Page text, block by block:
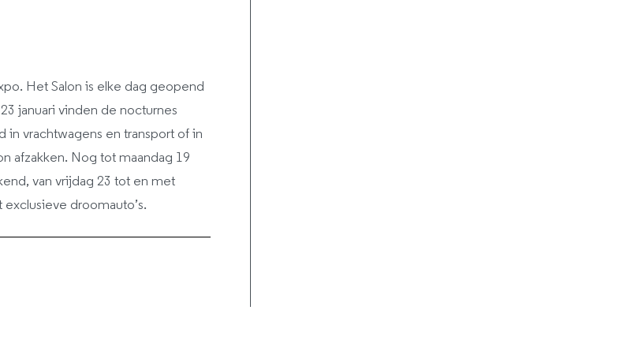
Het Salon is elke dag geopend
januari vinden de nocturnes
in vrachtwagens en transport of in
afzakken. Nog tot maandag 19
van vrijdag 23 tot en met
droomauto’s.